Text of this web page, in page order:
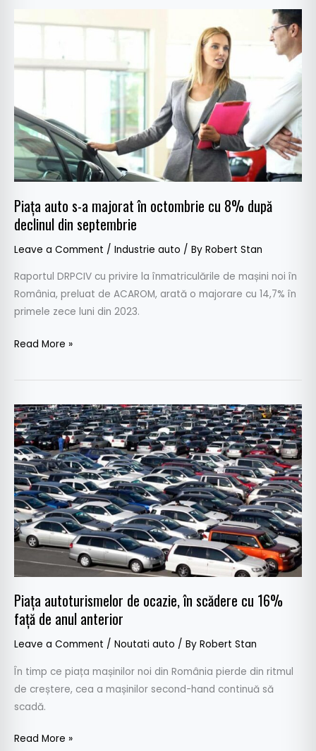
Piața auto s-a majorat în octombrie cu 8% după
declinul din septembrie
Leave a Comment / Industrie auto / By Robert Stan
Raportul DRPCIV cu privire la înmatriculările de mașini noi în
România, preluat de ACAROM, arată o majorare cu 14,7% în
primele zece luni din 2023.
a
în
octombrie
cu
8%
după
din
septembrie
Read More »
Piața autoturismelor de ocazie, în scădere cu 16%
față de anul anterior
Leave a Comment / Noutati auto / By Robert Stan
În timp ce piața mașinilor noi din România pierde din ritmul
de creștere, cea a mașinilor second-hand continuă să
scadă.
Piața
autoturismelor
de
ocazie,
în
scădere
cu
16%
față
anterior
Read More »